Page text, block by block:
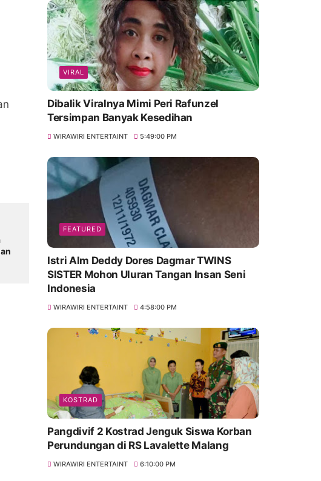
VIRAL
Dibalik Viralnya Mimi Peri Rafunzel
Tersimpan Banyak Kesedihan
WIRAWIRI ENTERTAINT 5:49:00 PM
FEATURED
Istri Alm Deddy Dores Dagmar TWINS
SISTER Mohon Uluran Tangan Insan Seni
Indonesia
WIRAWIRI ENTERTAINT 4:58:00 PM
KOSTRAD
Pangdivif 2 Kostrad Jenguk Siswa Korban
Perundungan di RS Lavalette Malang
WIRAWIRI ENTERTAINT 6:10:00 PM